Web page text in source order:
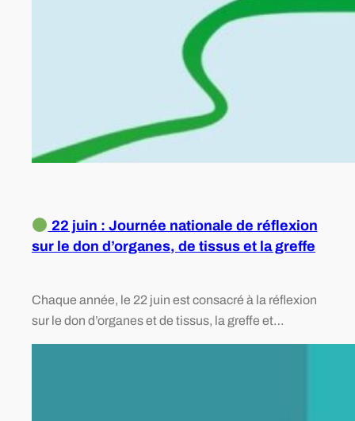
22 juin : Journée nationale de réflexion
sur le don d’organes, de tissus et la greffe
Chaque année, le 22 juin est consacré à la réflexion
sur le don d’organes et de tissus, la greffe et…